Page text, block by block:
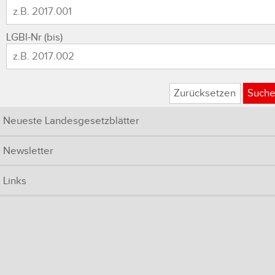
LGBl-Nr (bis)
Zurücksetzen
Neueste Landesgesetzblätter
Newsletter
Links